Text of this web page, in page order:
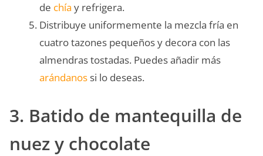
de chía y refrigera.
Distribuye uniformemente la mezcla fría en
cuatro tazones pequeños y decora con las
almendras tostadas. Puedes añadir más
arándanos si lo deseas.
3. Batido de mantequilla de
nuez y chocolate